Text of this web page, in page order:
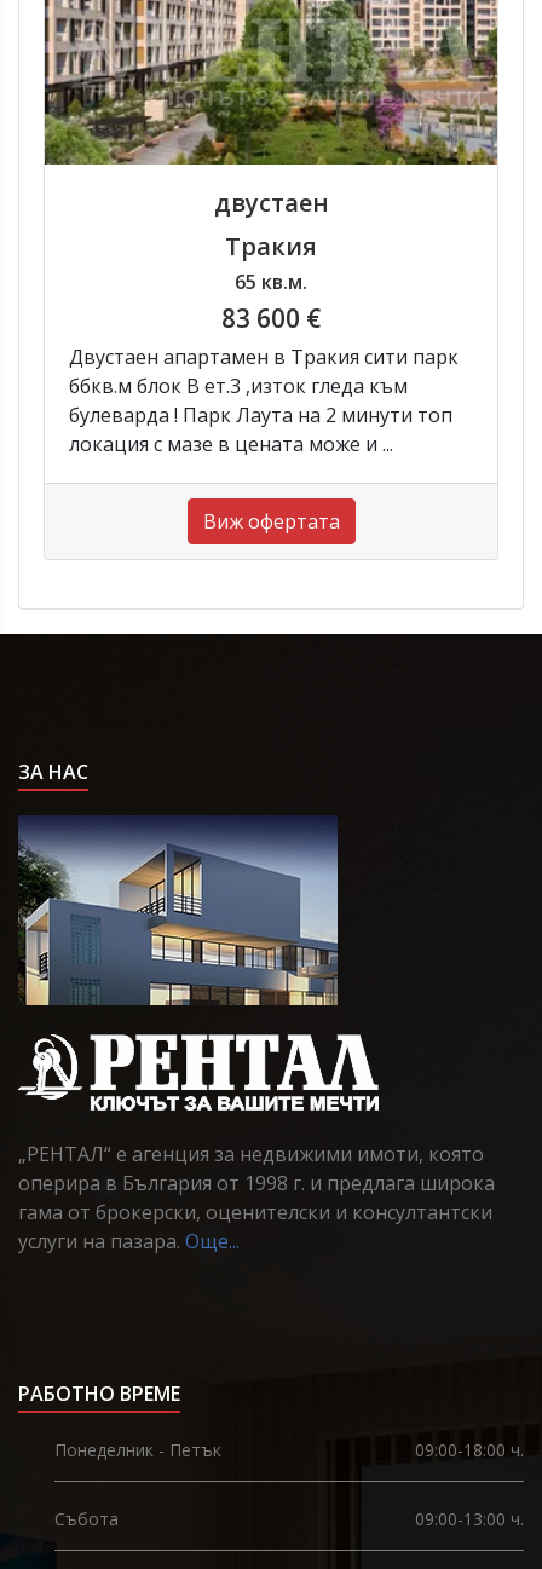
двустаен
Тракия
65 кв.м.
83 600 €
Двустаен апартамен в Тракия сити парк
ббкв.м блок В ет.3 ,изток гледа към
булеварда ! Парк Лаута на 2 минути топ
локация с мазе в цената може и ...
Виж офертата
ЗА НАС
„РЕНТАЛ“ е агенция за недвижими имоти, която
оперира в България от 1998 г. и предлага широка
гама от брокерски, оценителски и консултантски
услуги на пазара. Още...
РАБОТНО ВРЕМЕ
Понеделник - Петък 09:00-18:00 ч.
Събота 09:00-13:00 ч.